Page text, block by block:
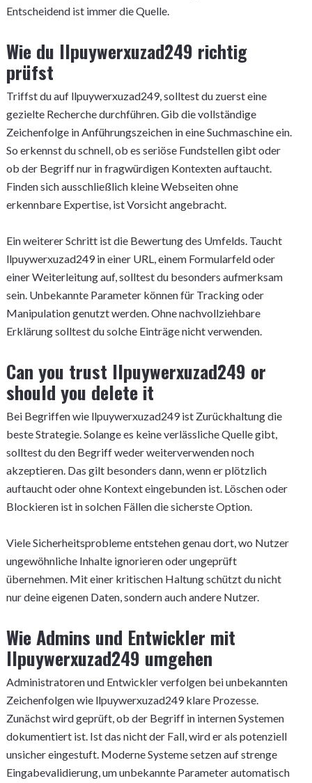
Entscheidend ist immer die Quelle.
Wie du llpuywerxuzad249 richtig
prüfst
Triffst du auf llpuywerxuzad249, solltest du zuerst eine
gezielte Recherche durchführen. Gib die vollständige
Zeichenfolge in Anführungszeichen in eine Suchmaschine ein.
So erkennst du schnell, ob es seriöse Fundstellen gibt oder
ob der Begriff nur in fragwürdigen Kontexten auftaucht.
Finden sich ausschließlich kleine Webseiten ohne
erkennbare Expertise, ist Vorsicht angebracht.
Ein weiterer Schritt ist die Bewertung des Umfelds. Taucht
llpuywerxuzad249 in einer URL, einem Formularfeld oder
einer Weiterleitung auf, solltest du besonders aufmerksam
sein. Unbekannte Parameter können für Tracking oder
Manipulation genutzt werden. Ohne nachvollziehbare
Erklärung solltest du solche Einträge nicht verwenden.
Can you trust llpuywerxuzad249 or
should you delete it
Bei Begriffen wie llpuywerxuzad249 ist Zurückhaltung die
beste Strategie. Solange es keine verlässliche Quelle gibt,
solltest du den Begriff weder weiterverwenden noch
akzeptieren. Das gilt besonders dann, wenn er plötzlich
auftaucht oder ohne Kontext eingebunden ist. Löschen oder
Blockieren ist in solchen Fällen die sicherste Option.
Viele Sicherheitsprobleme entstehen genau dort, wo Nutzer
ungewöhnliche Inhalte ignorieren oder ungeprüft
übernehmen. Mit einer kritischen Haltung schützt du nicht
nur deine eigenen Daten, sondern auch andere Nutzer.
Wie Admins und Entwickler mit
llpuywerxuzad249 umgehen
Administratoren und Entwickler verfolgen bei unbekannten
Zeichenfolgen wie llpuywerxuzad249 klare Prozesse.
Zunächst wird geprüft, ob der Begriff in internen Systemen
dokumentiert ist. Ist das nicht der Fall, wird er als potenziell
unsicher eingestuft. Moderne Systeme setzen auf strenge
Eingabevalidierung, um unbekannte Parameter automatisch